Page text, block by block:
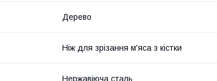
Дерево
Ніж для зрізання м'яса з кістки
Нержавіюча сталь